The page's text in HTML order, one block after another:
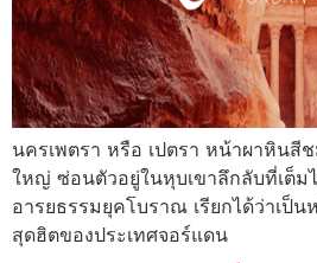
นครเพตรา หรือ เปตรา หน้าผาหินสี
ใหญ่ ซ่อนตัวอยู่ในหุบเขาลึกลับที่เต็มไ
อารยธรรมยุคโบราณ เรียกได้ว่าเป็
สุดฮิตของประเทศจอร์แดน